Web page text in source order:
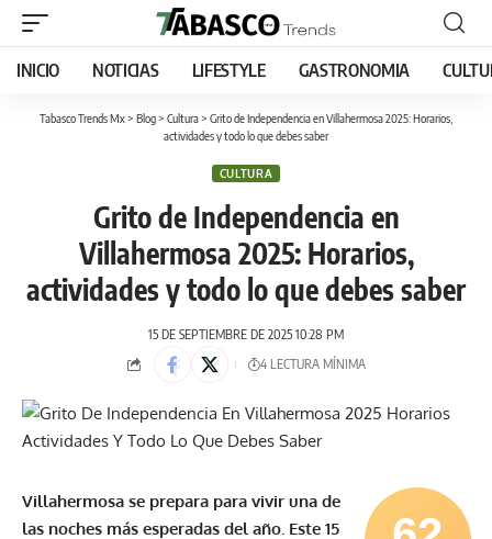
INICIO NOTICIAS LIFESTYLE GASTRONOMIA
Tabasco Trends Mx> Blog> Cultura> Grito de Independencia en Villahermosa 2025: Horarios,
actividades y todo lo que debes saber
CULTURA
Grito de Independencia en
Villahermosa 2025: Horarios,
actividades y todo lo que debes saber
15 DE SEPTIEMBRE DE 2025 10:28 PM
4 LECTURA MÍNIMA
Villahermosa se prepara para vivir una de
las noches más esperadas del año. Este 15